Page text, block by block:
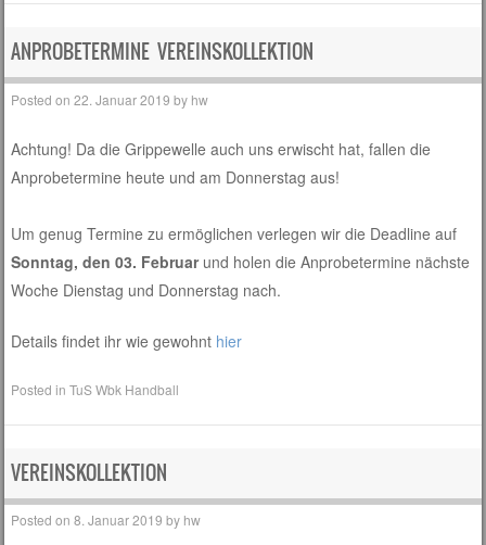
ANPROBETERMINE VEREINSKOLLEKTION
Posted on22. Januar 2019 by hw
Achtung! Da die Grippewelle auch uns erwischt hat, fallen die
Anprobetermine heute und am Donnerstag aus!
Um genug Termine zu ermöglichen verlegen wir die Deadline auf
Sonntag, den 03. Februarund holen die Anprobetermine nächste
Woche Dienstag und Donnerstag nach.
Details findet ihr wie gewohnt hier
Posted inTuS Wbk Handball
VEREINSKOLLEKTION
Posted on8. Januar 2019 by hw